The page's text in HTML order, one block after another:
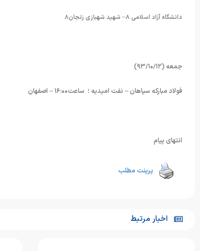
دانشگاه آزاد اسلامی ۸– شهید شهبازی زنجان۸
جمعه (۹۳/۱۰/۱۲)
فولاد مبارکه سپاهان – نفت امیدیه ؛ ساعت۱۶:۰۰ – اصفهان
انتهای پیام
پرینت مطلب
اخبار مرتبط